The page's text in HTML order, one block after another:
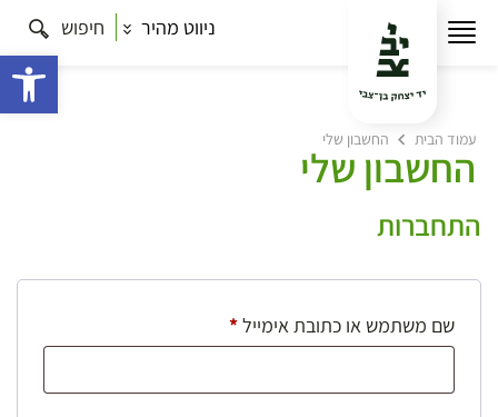
ניווט מהיר חיפוש
עמוד הבית החשבון שלי
החשבון שלי
התחברות
שם משתמש או כתובת אימייל*חובה